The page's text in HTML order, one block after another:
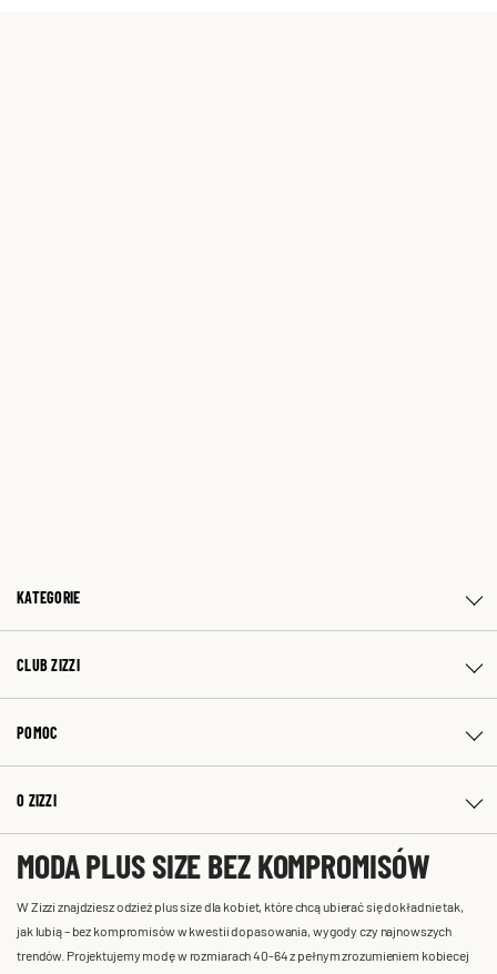
KATEGORIE
CLUB ZIZZI
POMOC
O ZIZZI
MODA PLUS SIZE BEZ KOMPROMISÓW
W Zizzi znajdziesz odzież plus size dla kobiet, które chcą ubierać się dokładnie tak,
jak lubią – bez kompromisów w kwestii dopasowania, wygody czy najnowszych
trendów. Projektujemy modę w rozmiarach 40-64 z pełnym zrozumieniem kobiecej